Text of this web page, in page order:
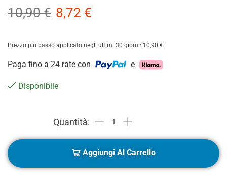
10,90€ 8,72 €
Prezzo più basso applicato negli ultimi 30 giorni: 10,90 €
Paga fino a 24 rate con e
Disponibile
Aggiungi Al Carrello